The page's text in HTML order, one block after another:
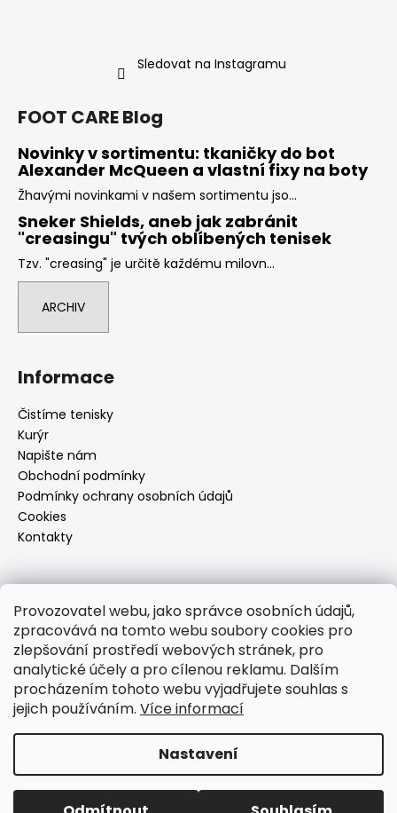
Provozovatel webu, jako správce osobních údajů,
zpracovává na tomto webu soubory cookies pro
zlepšování prostředí webových stránek, pro
analytické účely a pro cílenou reklamu. Dalším
procházením tohoto webu vyjadřujete souhlas s
jejich používáním. Více informací
Nastavení
Sledovat na Instagramu
FOOT CARE Blog
Novinky v sortimentu: tkaničky do bot
Alexander McQueen a vlastní fixy na boty
Žhavými novinkami v našem sortimentu jso...
Sneker Shields, aneb jak zabránit
"creasingu" tvých oblíbených tenisek
Tzv. "creasing" je určitě každému milovn...
ARCHIV
Informace
Čistíme tenisky
Kurýr
Napište nám
Obchodní podmínky
Podmínky ochrany osobních údajů
Cookies
Kontakty
Kontakt
info @
footcareshop.cz
+420 601 012 005
+420 601 012 005
http://facebook.com/footcarebrno
Copyright 2026FOOT CARE. Všechna práva vyhrazena.